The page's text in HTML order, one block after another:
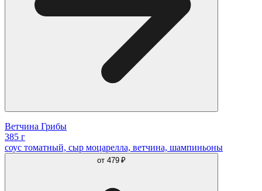
Ветчина Грибы
385 г
соус томатный, сыр моцарелла, ветчина, шампиньоны
от 479 ₽